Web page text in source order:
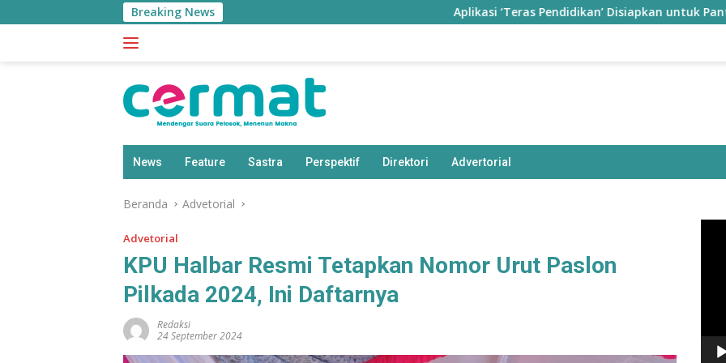
ke
Breaking News Aplikasi ‘Teras Pendidikan’ Disiapkan untuk Pantau
News Feature Sastra Perspektif Direktori Advertorial
Beranda Advetorial
Advetorial
KPU Halbar Resmi Tetapkan Nomor Urut Paslon
Pilkada 2024, Ini Daftarnya
Redaksi
24 September 2024